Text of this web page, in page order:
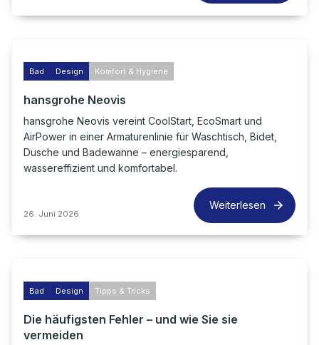
Bad Design Komfort & Hygiene
hansgrohe Neovis
hansgrohe Neovis vereint CoolStart, EcoSmart und
AirPower in einer Armaturenlinie für Waschtisch, Bidet,
Dusche und Badewanne – energiesparend,
wassereffizient und komfortabel.
26. Juni 2026
Weiterlesen
Bad Design Tipps & Tricks
Die häufigsten Fehler – und wie Sie sie
vermeiden